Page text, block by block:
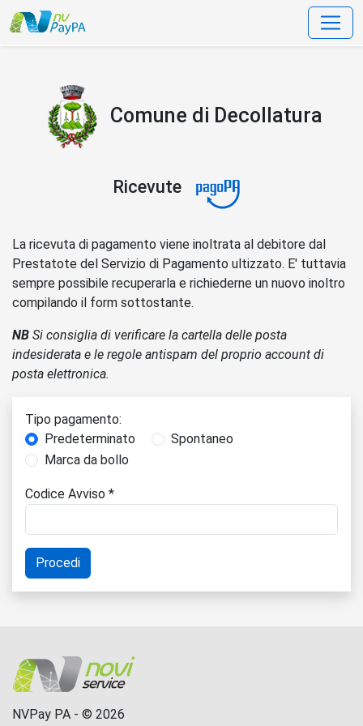
data-bs-toggle=
Comune di Decollatura
Ricevute
La ricevuta di pagamento viene inoltrata al debitore dal
Prestatote del Servizio di Pagamento ultizzato. E' tuttavia
sempre possibile recuperarla e richiederne un nuovo inoltro
compilando il form sottostante.
NB Si consiglia di verificare la cartella delle posta
indesiderata e le regole antispam del proprio account di
posta elettronica.
Tipo pagamento:
Predeterminato
Spontaneo
Marca da bollo
Codice Avviso *
NVPay PA - © 2026